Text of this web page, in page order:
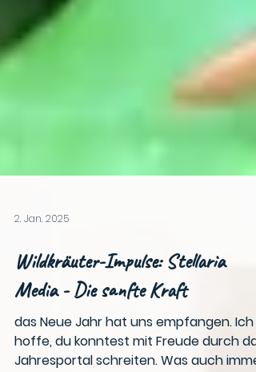
Wildkräuter-Impulse: Stellaria
Media - Die sanfte Kraft